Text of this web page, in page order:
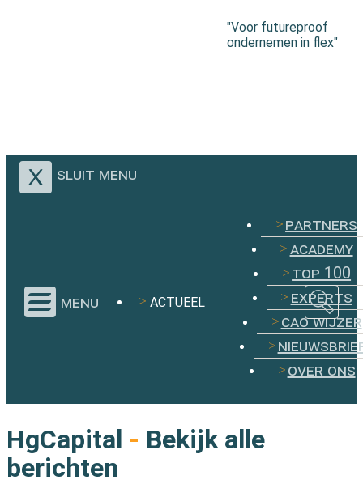
"Voor futureproof
ondernemen in flex"
sluit menu
menu ACTUEEL
partners
academy
top 100
experts
cao wijzer
over ons
HgCapital - Bekijk alle
berichten